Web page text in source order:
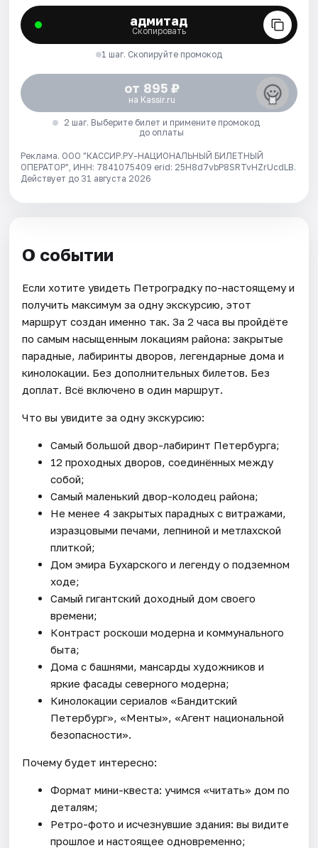
адмитад
Скопировать
1 шаг. Скопируйте промокод
от 895 ₽
на Kassir.ru
2 шаг. Выберите билет и примените промокод
до оплаты
Реклама. ООО "КАССИР.РУ-НАЦИОНАЛЬНЫЙ БИЛЕТНЫЙ
ОПЕРАТОР", ИНН: 7841075409 erid: 25H8d7vbP8SRTvHZrUcdLB.
Действует до 31 августа 2026
О событии
Если хотите увидеть Петроградку по-настоящему и
получить максимум за одну экскурсию, этот
маршрут создан именно так. За 2 часа вы пройдёте
по самым насыщенным локациям района: закрытые
парадные, лабиринты дворов, легендарные дома и
кинолокации. Без дополнительных билетов. Без
доплат. Всё включено в один маршрут.
Что вы увидите за одну экскурсию:
Самый большой двор-лабиринт Петербурга;
12 проходных дворов, соединённых между
собой;
Самый маленький двор-колодец района;
Не менее 4 закрытых парадных с витражами,
изразцовыми печами, лепниной и метлахской
плиткой;
Дом эмира Бухарского и легенду о подземном
ходе;
Самый гигантский доходный дом своего
времени;
Контраст роскоши модерна и коммунального
быта;
Дома с башнями, мансарды художников и
яркие фасады северного модерна;
Кинолокации сериалов «Бандитский
Петербург», «Менты», «Агент национальной
безопасности».
Почему будет интересно:
Формат мини-квеста: учимся «читать» дом по
деталям;
Ретро-фото и исчезнувшие здания: вы видите
прошлое и настоящее одновременно;